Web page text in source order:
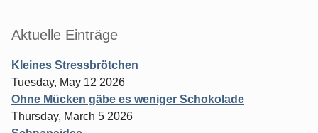
Aktuelle Einträge
Kleines Stressbrötchen
Tuesday, May 12 2026
Ohne Mücken gäbe es weniger Schokolade
Thursday, March 5 2026